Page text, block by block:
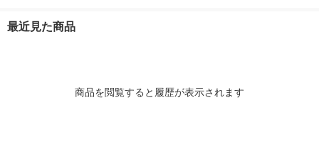
最近見た商品
商品を閲覧すると履歴が表示されます